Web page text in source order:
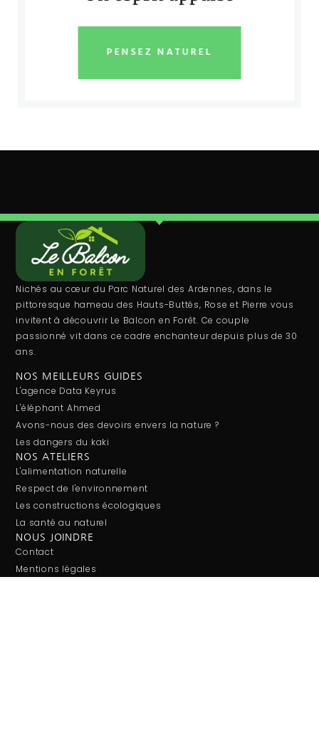
PENSEZ NATUREL
Nichés au cœur du Parc Naturel des Ardennes, dans le
pittoresque hameau des Hauts-Buttés, Rose et Pierre vous
invitent à découvrir Le Balcon en Forêt. Ce couple
passionné vit dans ce cadre enchanteur depuis plus de 30
ans.
NOS MEILLEURS GUIDES
L'agence Data Keyrus
L'éléphant Ahmed
Avons-nous des devoirs envers la nature ?
Les dangers du kaki
NOS ATELIERS
L'alimentation naturelle
Respect de l'environnement
Les constructions écologiques
La santé au naturel
NOUS JOINDRE
Contact
Mentions légales